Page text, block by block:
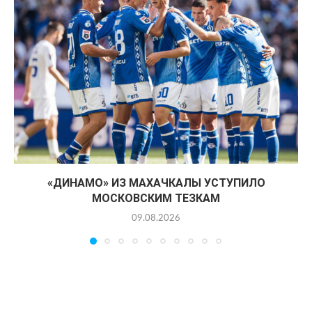
«ДИНАМО» ИЗ МАХАЧКАЛЫ УСТУПИЛО
МОСКОВСКИМ ТЕЗКАМ
09.08.2026